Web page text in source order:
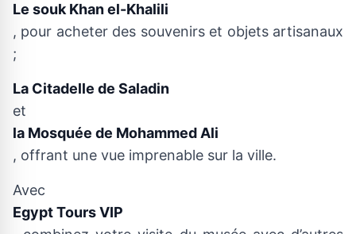
Le souk Khan el-Khalili
, pour acheter des souvenirs et objets artisanaux
;
La Citadelle de Saladin
et
la Mosquée de Mohammed Ali
, offrant une vue imprenable sur la ville.
Avec
Egypt Tours VIP